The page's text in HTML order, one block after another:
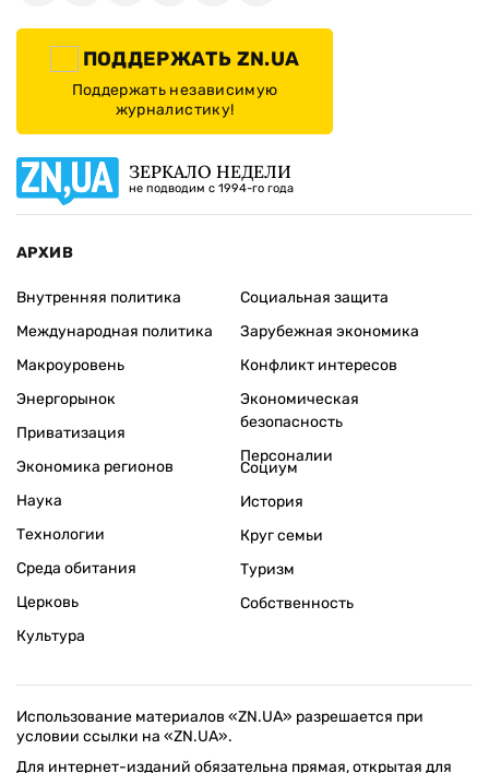
ПОДДЕРЖАТЬ ZN.UA
Поддержать независимую
журналистику!
ЗЕРКАЛО НЕДЕЛИ
не подводим с 1994-го года
АРХИВ
Внутренняя политика
Международная политика
Макроуровень
Энергорынок
Приватизация
Экономика регионов
Социальная защита
Зарубежная экономика
Конфликт интересов
Экономическая
безопасность
Персоналии
Наука
Технологии
Среда обитания
Церковь
Культура
Социум
История
Круг семьи
Туризм
Собственность
Использование материалов «ZN.UA» разрешается при
условии ссылки на «ZN.UA».
Для интернет-изданий обязательна прямая, открытая для